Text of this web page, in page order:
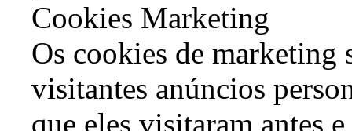
Cookies Marketing
Os cookies de marketing
visitantes anúncios
que eles visitaram antes